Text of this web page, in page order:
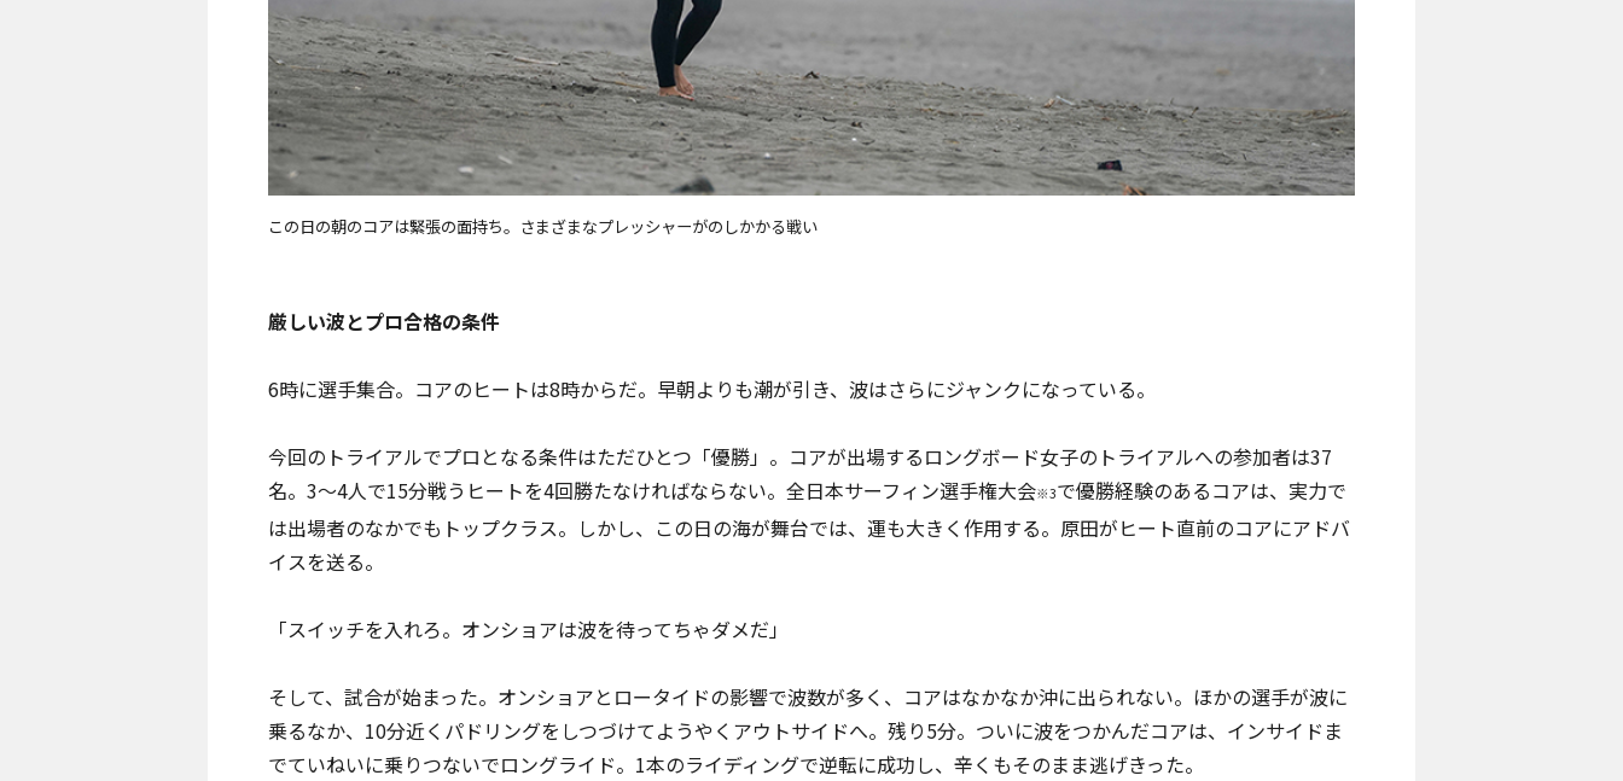
この日の朝のコアは緊張の面持ち。さまざまなプレッシャーがのしかかる戦い
厳しい波とプロ合格の条件
6時に選手集合。コアのヒートは8時からだ。早朝よりも潮が引き、波はさらにジャンクになっている。
今回のトライアルでプロとなる条件はただひとつ「優勝」。コアが出場するロングボード女子のトライアルへの参加者は37
名。3〜4人で15分戦うヒートを4回勝たなければならない。全日本サーフィン選手権大会※3で優勝経験のあるコアは、実力で
は出場者のなかでもトップクラス。しかし、この日の海が舞台では、運も大きく作用する。原田がヒート直前のコアにアドバ
イスを送る。
「スイッチを入れろ。オンショアは波を待ってちゃダメだ」
そして、試合が始まった。オンショアとロータイドの影響で波数が多く、コアはなかなか沖に出られない。ほかの選手が波に
乗るなか、10分近くパドリングをしつづけてようやくアウトサイドへ。残り5分。ついに波をつかんだコアは、インサイドま
でていねいに乗りつないでロングライド。1本のライディングで逆転に成功し、辛くもそのまま逃げきった。